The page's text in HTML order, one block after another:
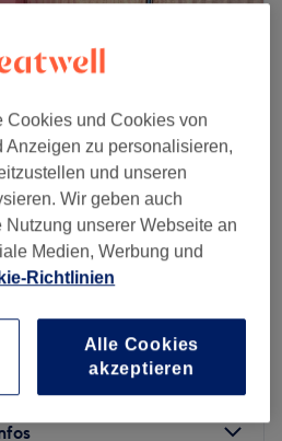
Auf Karte anzeigen
Massage
ab 65 €
Cookies und Cookies von
Anzeigen zu personalisieren,
und unseren
Wir geben auch
Nutzung unserer Webseite an
Medien, Werbung und
Richtlinien
Alle Cookies
akzeptieren